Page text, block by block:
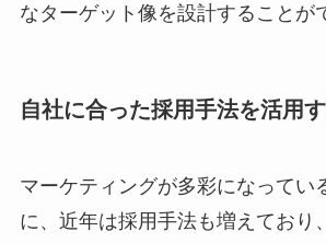
なターゲット像を設計することが
自社に合った採用手法を活用
マーケティングが多彩になってい
に、近年は採用手法も増えており